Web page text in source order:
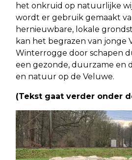
het onkruid op natuurlijke
wordt er gebruik gemaakt
hernieuwbare, lokale
kan het begrazen van jonge
Winterrogge door schapen
een gezonde, duurzame en
en natuur op de Veluwe.
(Tekst gaat verder onder